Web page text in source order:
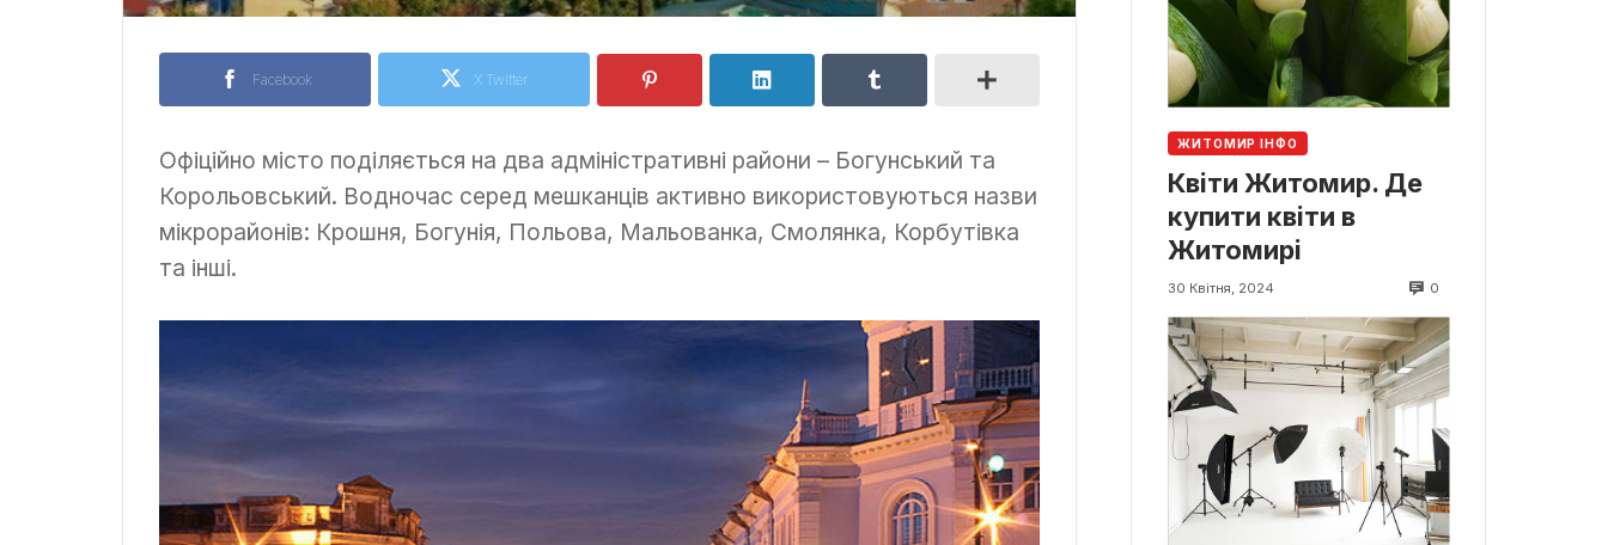
Facebook X Twitter
Офіційно місто поділяється на два адміністративні райони – Богунський та
Корольовський. Водночас серед мешканців активно використовуються назви
мікрорайонів: Крошня, Богунія, Польова, Мальованка, Смолянка, Корбутівка
та інші.
ЖИТОМИР ІНФО
Квіти Житомир. Де
купити квіти в
Житомирі
30 Квітня, 2024 0